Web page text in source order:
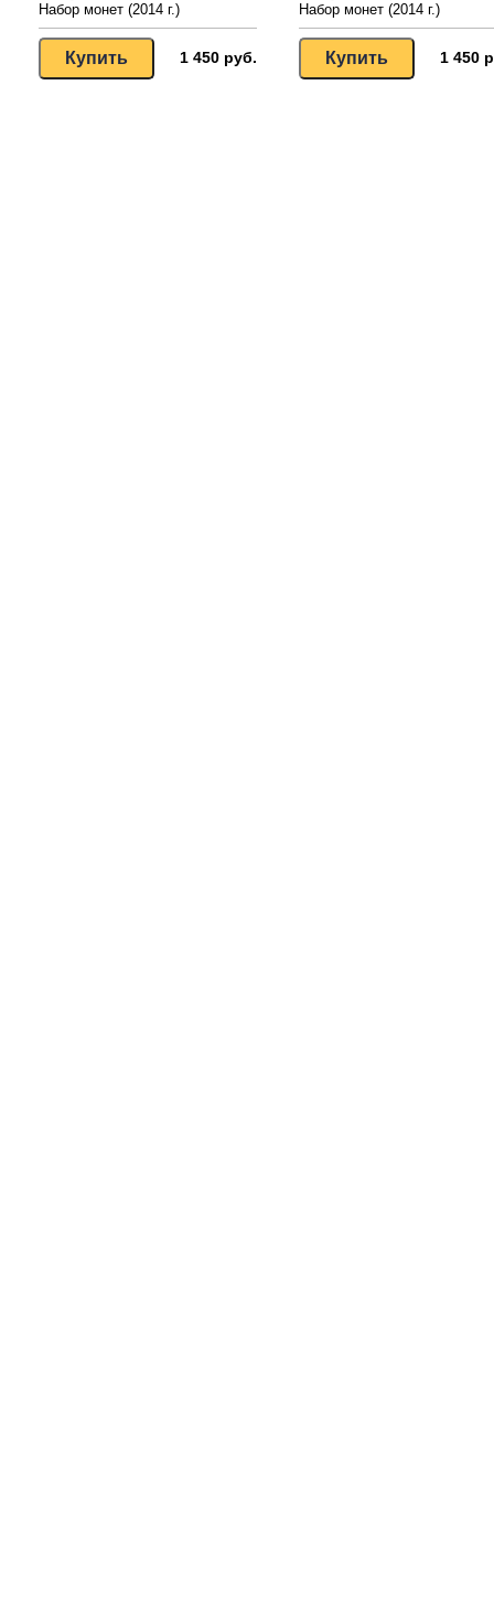
Набор монет (2014 г.)
1 450 руб.
Набор монет (2014 г.)
1 450